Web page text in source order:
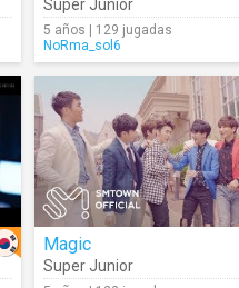
Super Junior
5 años | 129 jugadas
NoRma_sol6
Magic
Super Junior